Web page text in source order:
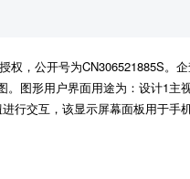
权，公开号为CN306521885S。
图形用户界面用途为：设计1主
交互，该显示屏幕面板用于手